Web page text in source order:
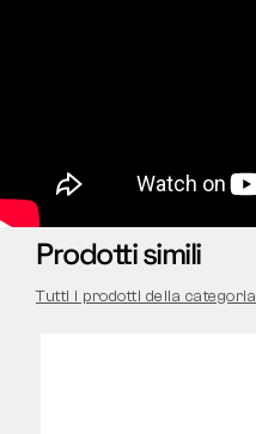
Prodotti simili
Tutti i prodotti della categoria